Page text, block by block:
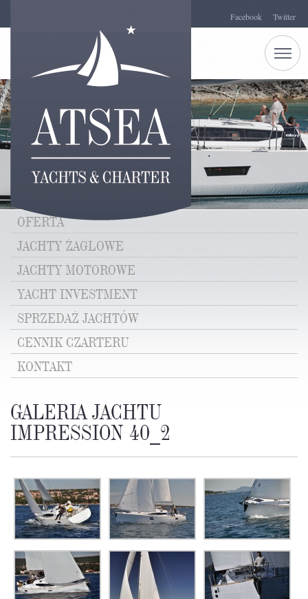
Facebook Twitter
OFERTA
JACHTY ŻAGLOWE
JACHTY MOTOROWE
YACHT INVESTMENT
SPRZEDAŻ JACHTÓW
CENNIK CZARTERU
KONTAKT
GALERIA JACHTU
IMPRESSION 40_2